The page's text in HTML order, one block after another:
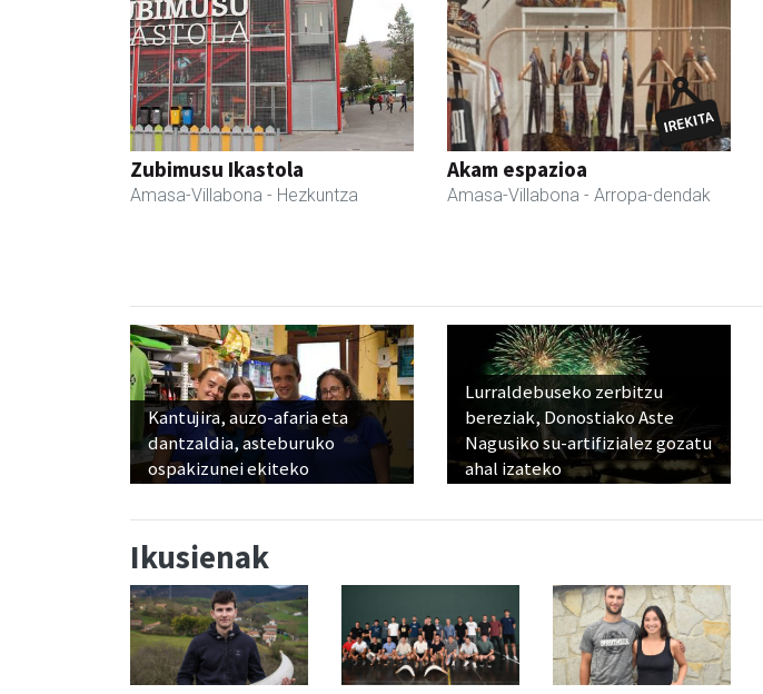
Zubimusu Ikastola
Amasa-Villabona - Hezkuntza
Akam espazioa
Amasa-Villabona - Arropa-dendak
Kantujira, auzo-afaria eta
dantzaldia, asteburuko
ospakizunei ekiteko
Lurraldebuseko zerbitzu
bereziak, Donostiako Aste
Nagusiko su-artifizialez gozatu
ahal izateko
Ikusienak